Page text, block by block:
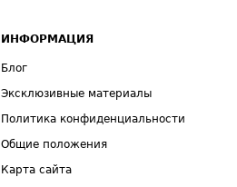
ИНФОРМАЦИЯ
Блог
Эксклюзивные материалы
Политика конфиденциальности
Общие положения
Карта сайта